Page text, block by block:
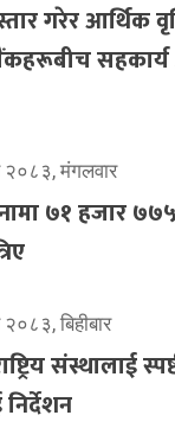
गरेर आर्थिक
सहकार्य
२०८३, मंगलवार
७१ हजार
बिहीबार
संस्थालाई